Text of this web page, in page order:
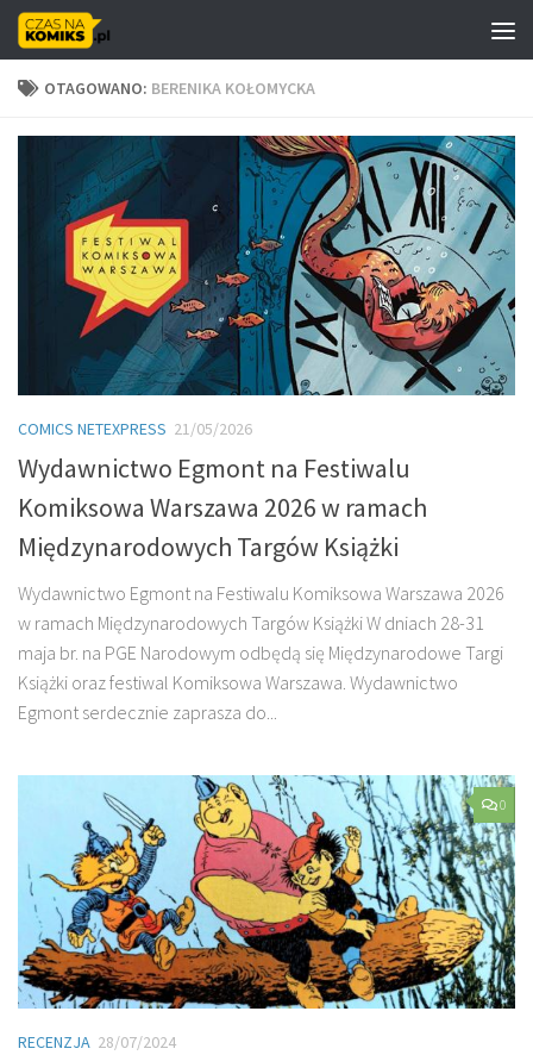
Skip to content
OTAGOWANO: BERENIKA KOŁOMYCKA
COMICS NETEXPRESS 21/05/2026
Wydawnictwo Egmont na Festiwalu
Komiksowa Warszawa 2026 w ramach
Międzynarodowych Targów Książki
Wydawnictwo Egmont na Festiwalu Komiksowa Warszawa 2026
w ramach Międzynarodowych Targów Książki W dniach 28-31
maja br. na PGE Narodowym odbędą się Międzynarodowe Targi
Książki oraz festiwal Komiksowa Warszawa. Wydawnictwo
Egmont serdecznie zaprasza do...
0
RECENZJA 28/07/2024